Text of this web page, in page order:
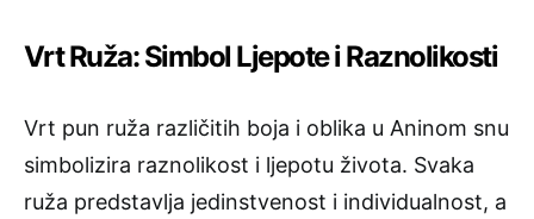
Vrt Ruža: Simbol Ljepote i Raznolikosti
Vrt pun ruža različitih boja i oblika u Aninom snu
simbolizira raznolikost i ljepotu života. Svaka
ruža predstavlja jedinstvenost i individualnost, a